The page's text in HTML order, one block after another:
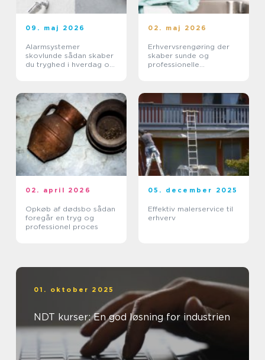
09. maj 2026
Alarmsystemer
skovlunde sådan skaber
du tryghed i hverdag og
02. maj 2026
Erhvervsrengøring der
skaber sunde og
professionelle
02. april 2026
Opkøb af dødsbo sådan
foregår en tryg og
professionel proces
05. december 2025
Effektiv malerservice til
erhverv
01. oktober 2025
NDT kurser: En god løsning for industrien